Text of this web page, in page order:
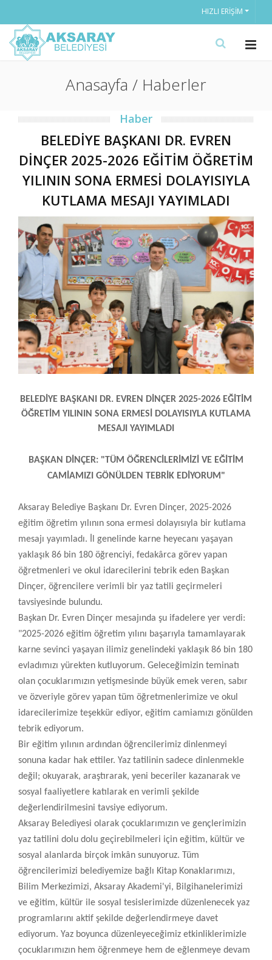
HIZLI ERIŞIM
Anasayfa / Haberler
Haber
BELEDİYE BAŞKANI DR. EVREN
DİNÇER 2025-2026 EĞİTİM ÖĞRETİM
YILININ SONA ERMESİ DOLAYISIYLA
KUTLAMA MESAJI YAYIMLADI
BELEDİYE BAŞKANI DR. EVREN DİNÇER 2025-2026 EĞİTİM
ÖĞRETİM YILININ SONA ERMESİ DOLAYISIYLA KUTLAMA
MESAJI YAYIMLADI
BAŞKAN DİNÇER: "TÜM ÖĞRENCİLERİMİZİ VE EĞİTİM
CAMİAMIZI GÖNÜLDEN TEBRİK EDİYORUM"
Aksaray Belediye Başkanı Dr. Evren Dinçer, 2025-2026
eğitim öğretim yılının sona ermesi dolayısıyla bir kutlama
mesajı yayımladı. İl genelinde karne heyecanı yaşayan
yaklaşık 86 bin 180 öğrenciyi, fedakârca görev yapan
öğretmenleri ve okul idarecilerini tebrik eden Başkan
Dinçer, öğrencilere verimli bir yaz tatili geçirmeleri
tavsiyesinde bulundu.
Başkan Dr. Evren Dinçer mesajında şu ifadelere yer verdi:
"2025-2026 eğitim öğretim yılını başarıyla tamamlayarak
karne sevinci yaşayan ilimiz genelindeki yaklaşık 86 bin 180
evladımızı yürekten kutluyorum. Geleceğimizin teminatı
olan çocuklarımızın yetişmesinde büyük emek veren, sabır
ve özveriyle görev yapan tüm öğretmenlerimize ve okul
idarecilerimize teşekkür ediyor, eğitim camiamızı gönülden
tebrik ediyorum.
Bir eğitim yılının ardından öğrencilerimiz dinlenmeyi
sonuna kadar hak ettiler. Yaz tatilinin sadece dinlenmekle
değil; okuyarak, araştırarak, yeni beceriler kazanarak ve
sosyal faaliyetlere katılarak en verimli şekilde
değerlendirilmesini tavsiye ediyorum.
Aksaray Belediyesi olarak çocuklarımızın ve gençlerimizin
yaz tatilini dolu dolu geçirebilmeleri için eğitim, kültür ve
sosyal alanlarda birçok imkân sunuyoruz. Tüm
öğrencilerimizi belediyemize bağlı Kitap Konaklarımızı,
Bilim Merkezimizi, Aksaray Akademi'yi, Bilgihanelerimizi
ve eğitim, kültür ile sosyal tesislerimizde düzenlenecek yaz
programlarını aktif şekilde değerlendirmeye davet
ediyorum. Yaz boyunca düzenleyeceğimiz etkinliklerimizle
çocuklarımızın hem öğrenmeye hem de eğlenmeye devam